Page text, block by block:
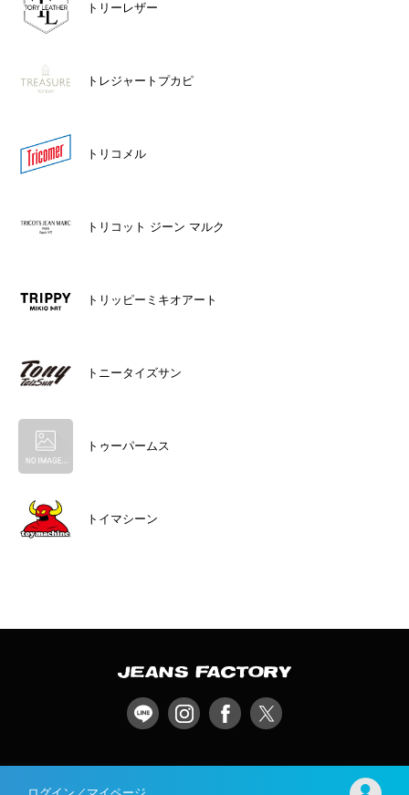
トリーレザー
トレジャートプカピ
トリコメル
トリコット ジーン マルク
トリッピーミキオアート
トニータイズサン
トゥーパームス
トイマシーン